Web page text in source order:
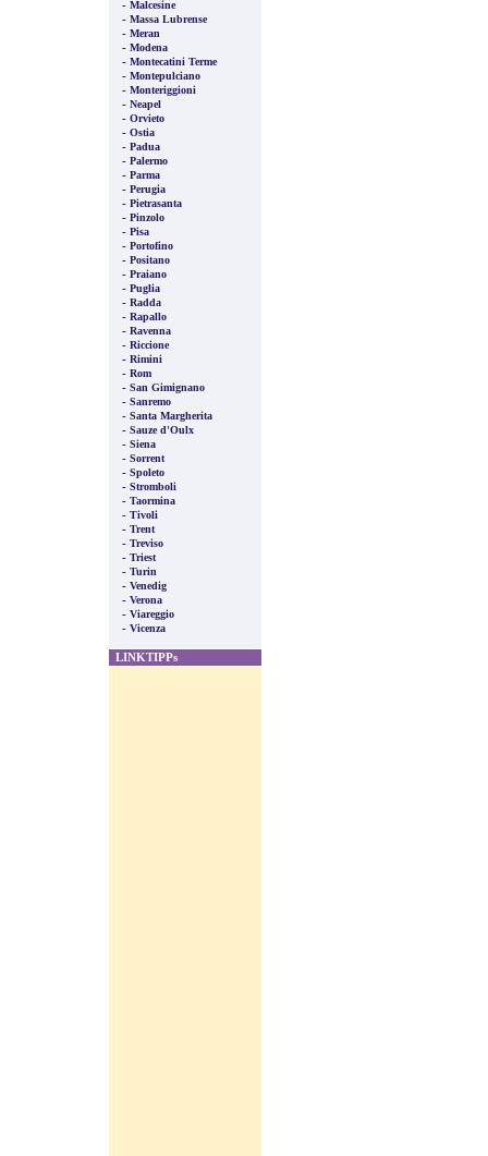
- Malcesine
- Massa Lubrense
- Meran
- Modena
- Montecatini Terme
- Montepulciano
- Monteriggioni
- Neapel
- Orvieto
- Ostia
- Padua
- Palermo
- Parma
- Perugia
- Pietrasanta
- Pinzolo
- Pisa
- Portofino
- Positano
- Praiano
- Puglia
- Radda
- Rapallo
- Ravenna
- Riccione
- Rimini
- Rom
- San Gimignano
- Sanremo
- Santa Margherita
- Sauze d'Oulx
- Siena
- Sorrent
- Spoleto
- Stromboli
- Taormina
- Tivoli
- Trent
- Treviso
- Triest
- Turin
- Venedig
- Verona
- Viareggio
- Vicenza
LINKTIPPs